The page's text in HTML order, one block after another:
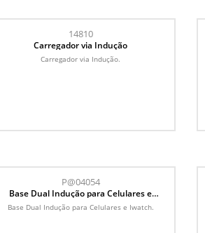
14810
Carregador via Indução
Carregador via Indução.
P@04054
Base Dual Indução para Celulares e
Iwatch
Base Dual Indução para Celulares e Iwatch.